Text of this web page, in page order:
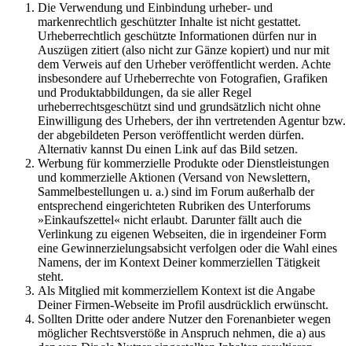
Die Verwendung und Einbindung urheber- und
markenrechtlich geschützter Inhalte ist nicht gestattet.
Urheberrechtlich geschützte Informationen dürfen nur in
Auszügen zitiert (also nicht zur Gänze kopiert) und nur mit
dem Verweis auf den Urheber veröffentlicht werden. Achte
insbesondere auf Urheberrechte von Fotografien, Grafiken
und Produktabbildungen, da sie aller Regel
urheberrechtsgeschützt sind und grundsätzlich nicht ohne
Einwilligung des Urhebers, der ihn vertretenden Agentur bzw.
der abgebildeten Person veröffentlicht werden dürfen.
Alternativ kannst Du einen Link auf das Bild setzen.
Werbung für kommerzielle Produkte oder Dienstleistungen
und kommerzielle Aktionen (Versand von Newslettern,
Sammelbestellungen u. a.) sind im Forum außerhalb der
entsprechend eingerichteten Rubriken des Unterforums
»Einkaufszettel« nicht erlaubt. Darunter fällt auch die
Verlinkung zu eigenen Webseiten, die in irgendeiner Form
eine Gewinnerzielungsabsicht verfolgen oder die Wahl eines
Namens, der im Kontext Deiner kommerziellen Tätigkeit
steht.
Als Mitglied mit kommerziellem Kontext ist die Angabe
Deiner Firmen-Webseite im Profil ausdrücklich erwünscht.
Sollten Dritte oder andere Nutzer den Forenanbieter wegen
möglicher Rechtsverstöße in Anspruch nehmen, die a) aus